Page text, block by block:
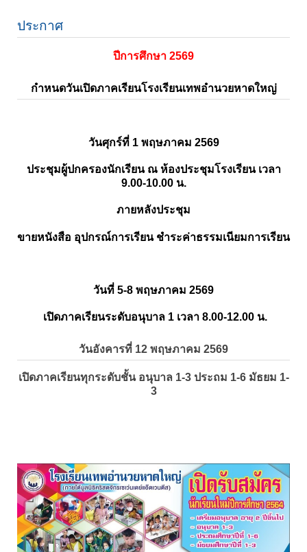
ประกาศ
ปีการศึกษา 2569
กำหนดวันเปิดภาคเรียนโรงเรียนเทพอำนวยหาดใหญ่
วันศุกร์ที่ 1 พฤษภาคม 2569
ประชุมผู้ปกครองนักเรียน ณ ห้องประชุมโรงเรียน เวลา
9.00-10.00 น.
ภายหลังประชุม
ขายหนังสือ อุปกรณ์การเรียน ชำระค่าธรรมเนียมการเรียน
วันที่ 5-8 พฤษภาคม 2569
เปิดภาคเรียนระดับอนุบาล 1 เวลา 8.00-12.00 น.
วันอังคารที่ 12 พฤษภาคม 2569
เปิดภาคเรียนทุกระดับชั้น อนุบาล 1-3 ประถม 1-6 มัธยม 1-
3